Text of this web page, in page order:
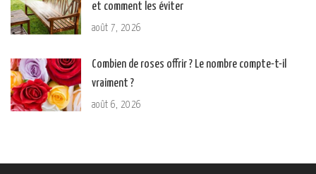
et comment les éviter
août 7, 2026
Combien de roses offrir ? Le nombre compte-t-il
vraiment ?
août 6, 2026